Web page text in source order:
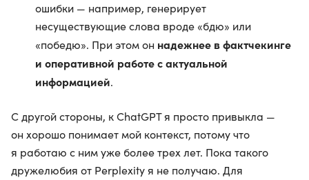
ошибки — например, генерирует
несуществующие слова вроде «бдю» или
«победю». При этом он надежнее в фактчекинге
и оперативной работе с актуальной
информацией.
С другой стороны, к ChatGPT я просто привыкла —
он хорошо понимает мой контекст, потому что
я работаю с ним уже более трех лет. Пока такого
дружелюбия от Perplexity я не получаю. Для